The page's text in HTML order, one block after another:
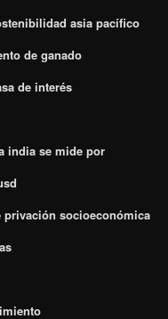
asia pacífico
de ganado
de interés
india se mide por
privación socioeconómica